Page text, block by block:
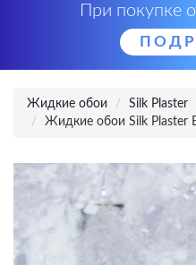
При покупке
Жидкие обои
Silk Plaster
Жидкие обои Silk Plaster